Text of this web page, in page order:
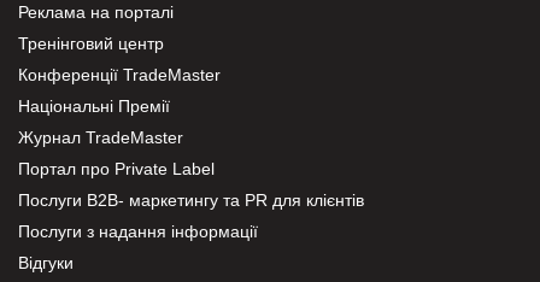
Реклама на порталі
Тренінговий центр
Конференції TradeMaster
Національні Премії
Журнал TradeMaster
Портал про Private Label
Послуги В2В- маркетингу та PR для клієнтів
Послуги з надання інформації
Відгуки